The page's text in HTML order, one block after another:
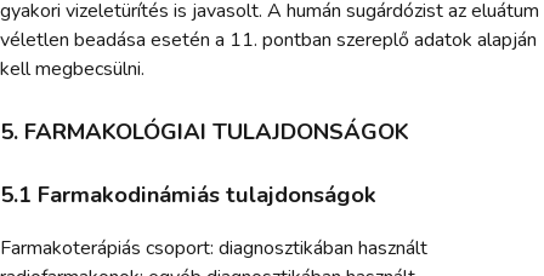
gyakori vizeletürítés is javasolt. A humán sugárdózist az eluátum
véletlen beadása esetén a 11. pontban szereplő adatok alapján
kell megbecsülni.
5. FARMAKOLÓGIAI TULAJDONSÁGOK
5.1 Farmakodinámiás tulajdonságok
Farmakoterápiás csoport: diagnosztikában használt